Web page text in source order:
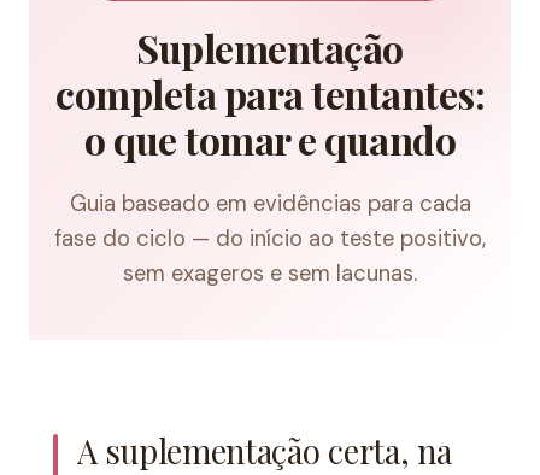
Suplementação
completa para tentantes:
o que tomar e quando
Guia baseado em evidências para cada
fase do ciclo — do início ao teste positivo,
sem exageros e sem lacunas.
A suplementação certa, na